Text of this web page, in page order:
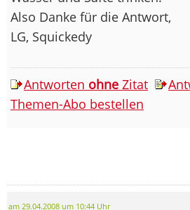
Also Danke für die Antwort,
LG, Squickedy
Antworten ohne Zitat
Themen-Abo bestellen
am 29.04.2008 um 10:44 Uhr